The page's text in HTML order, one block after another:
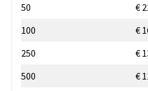
50
€
100
€
250
€
500
€